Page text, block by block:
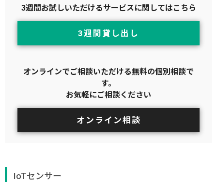
3週間お試しいただけるサービスに関してはこちら
3週間貸し出し
オンラインでご相談いただける無料の個別相談で
す。
お気軽にご相談ください
オンライン相談
IoTセンサー